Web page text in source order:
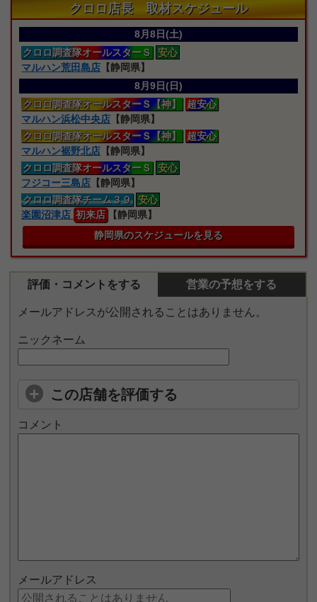
クロロ店長 取材スケジュール
8月8日(土)
クロロ調査隊オールスターＳ
安心
マルハン荒田島店 【静岡県】
8月9日(日)
クロロ調査隊オールスターＳ【神】
超安心
マルハン浜松中央店 【静岡県】
クロロ調査隊オールスターＳ【神】
超安心
マルハン裾野北店 【静岡県】
クロロ調査隊オールスターＳ
安心
フジコー三島店 【静岡県】
クロロ調査隊チーム３９ 安心
楽園沼津店 初来店
【静岡県】
静岡県のスケジュールを見る
評価・コメントをする 営業の予想をする
メールアドレスが公開されることはありません。
ニックネーム
この店舗を評価する
コメント
メールアドレス